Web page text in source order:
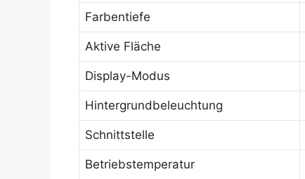
Farbentiefe
Aktive Fläche
Display-Modus
Hintergrundbeleuchtung
Schnittstelle
Betriebstemperatur